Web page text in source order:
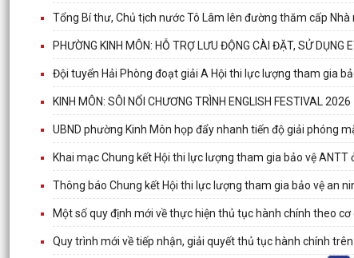
Tổng Bí thư, Chủ tịch nước Tô Lâm lên đường thăm cấp
PHƯỜNG KINH MÔN: HỖ TRỢ LƯU ĐỘNG CÀI ĐẶT, SỬ DỤNG
Đội tuyển Hải Phòng đoạt giải A Hội thi lực lượng tham gia
KINH MÔN: SÔI NỔI CHƯƠNG TRÌNH ENGLISH FESTIVAL 2026
UBND phường Kinh Môn họp đẩy nhanh tiến độ giải phóng
Khai mạc Chung kết Hội thi lực lượng tham gia bảo vệ
Thông báo Chung kết Hội thi lực lượng tham gia bảo vệ an
Một số quy định mới về thực hiện thủ tục hành chính theo
Quy trình mới về tiếp nhận, giải quyết thủ tục hành chính